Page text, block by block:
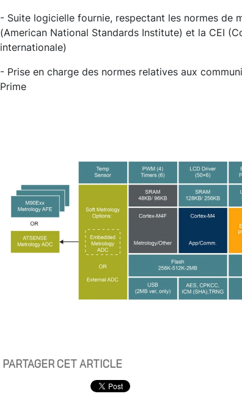
- Suite logicielle fournie, respectant les normes de
(American National Standards Institute) et la CEI
internationale)
- Prise en charge des normes relatives aux
Prime
PARTAGER CET ARTICLE